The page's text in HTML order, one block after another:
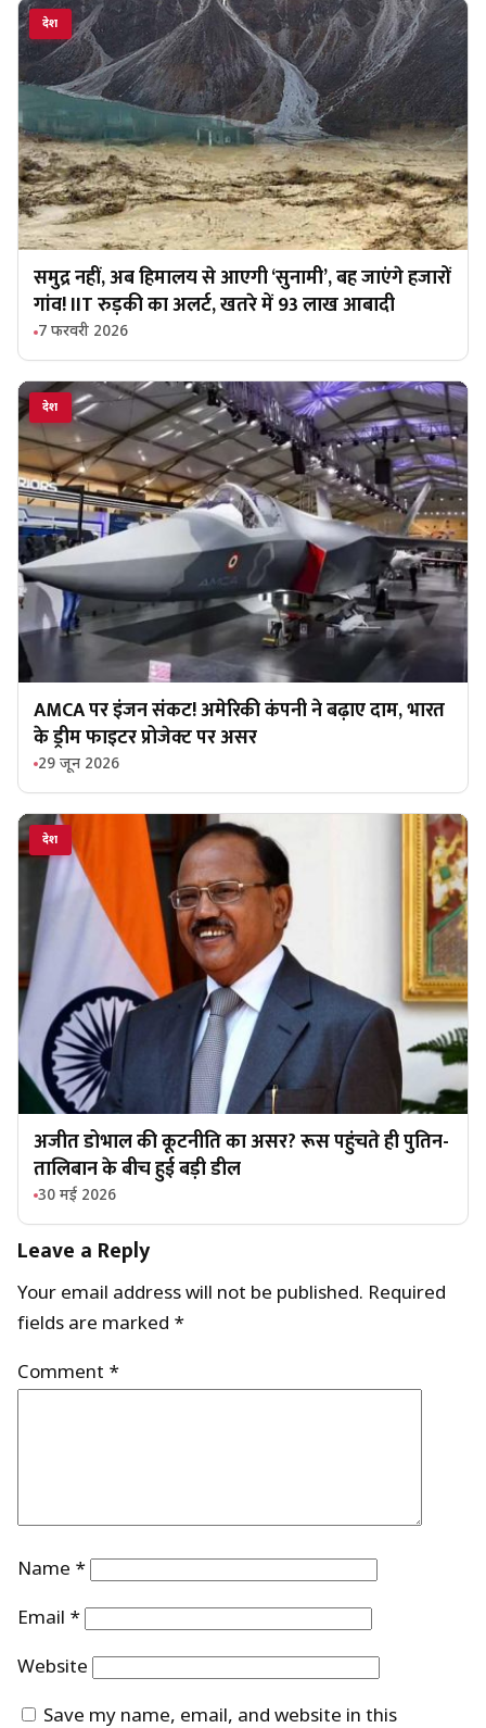
देश
समुद्र नहीं, अब हिमालय से आएगी ‘सुनामी’, बह जाएंगे हजारों
गांव! IIT रुड़की का अलर्ट, खतरे में 93 लाख आबादी
7 फरवरी 2026
देश
AMCA पर इंजन संकट! अमेरिकी कंपनी ने बढ़ाए दाम, भारत
के ड्रीम फाइटर प्रोजेक्ट पर असर
29 जून 2026
देश
अजीत डोभाल की कूटनीति का असर? रूस पहुंचते ही पुतिन-
तालिबान के बीच हुई बड़ी डील
30 मई 2026
Leave a Reply
Your email address will not be published. Required
fields are marked *
Comment *
Name *
Email *
Website
Save my name, email, and website in this